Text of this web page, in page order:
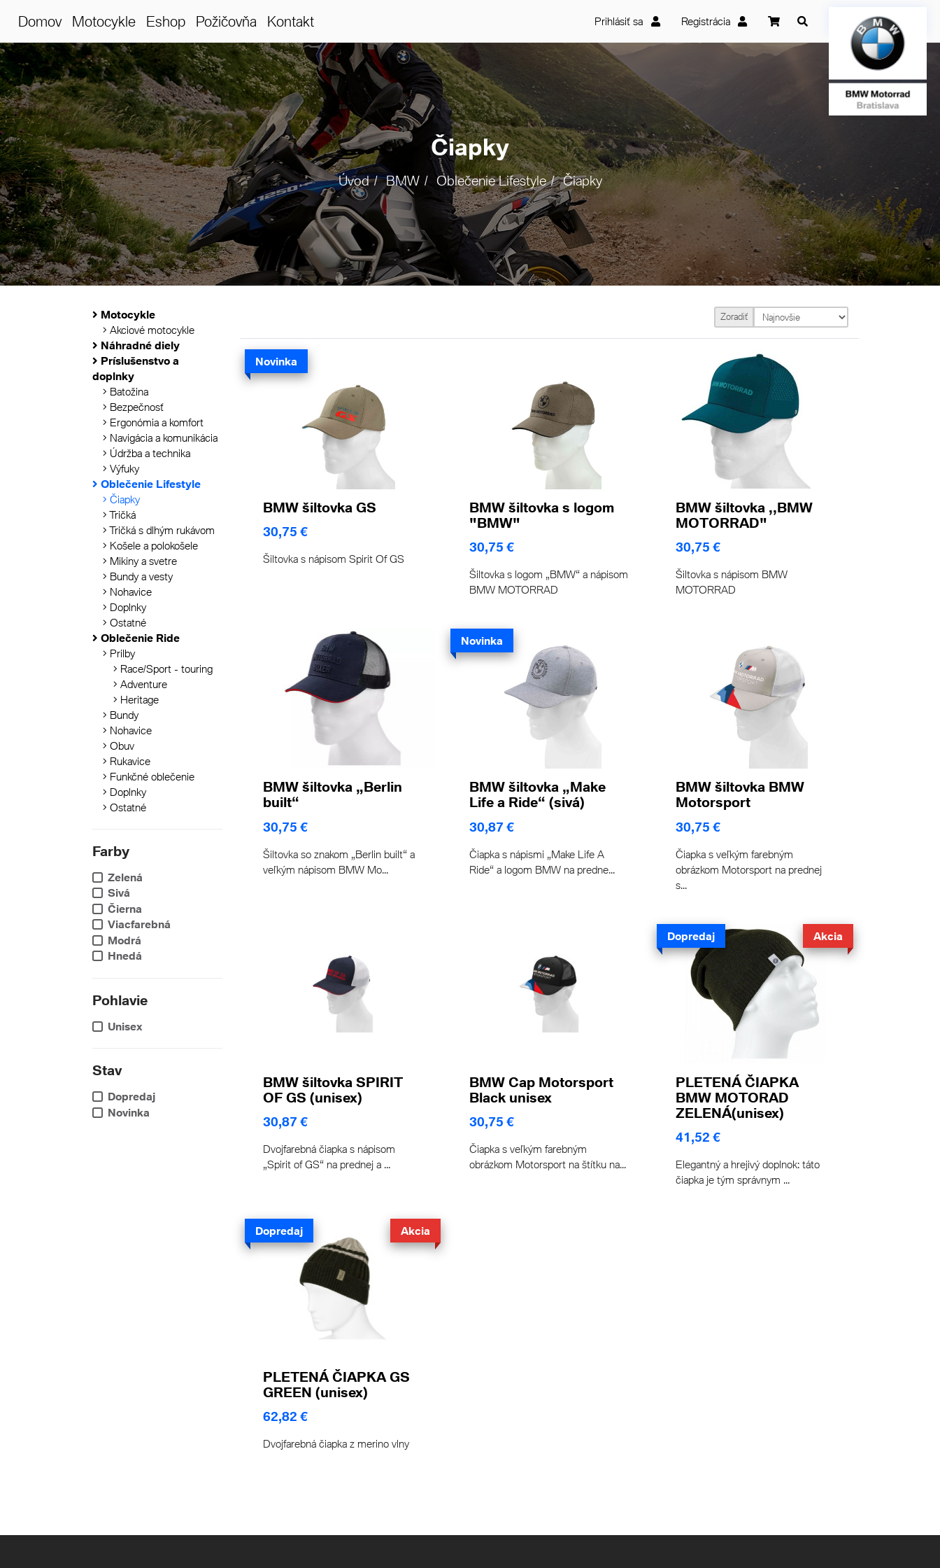
Domov Motocykle Eshop Požičovňa Kontakt Prihlásiť sa Registrácia
Čiapky
Úvod BMW Oblečenie Lifestyle Čiapky
Motocykle
Akciové motocykle
Náhradné diely
Príslušenstvo a
doplnky
Batožina
Bezpečnosť
Ergonómia a komfort
Navigácia a komunikácia
Údržba a technika
Výfuky
Oblečenie Lifestyle
Čiapky
Tričká
Tričká s dlhým rukávom
Košele a polokošele
Mikiny a svetre
Bundy a vesty
Nohavice
Doplnky
Ostatné
Oblečenie Ride
Prilby
Race/Sport - touring
Adventure
Heritage
Bundy
Nohavice
Obuv
Rukavice
Funkčné oblečenie
Doplnky
Ostatné
Farby
Zelená
Sivá
Čierna
Viacfarebná
Modrá
Hnedá
Pohlavie
Unisex
Stav
Dopredaj
Novinka
Zoradiť
Novinka
BMW šiltovka GS
30,75 €
Šiltovka s nápisom Spirit Of GS
BMW šiltovka s logom
"BMW"
30,75 €
Šiltovka s logom „BMW“ a nápisom
BMW MOTORRAD
BMW šiltovka ,,BMW
MOTORRAD"
30,75 €
Šiltovka s nápisom BMW
MOTORRAD
BMW šiltovka „Berlin
built“
30,75 €
Šiltovka so znakom „Berlin built“ a
veľkým nápisom BMW Mo...
Novinka
BMW šiltovka „Make
Life a Ride“ (sivá)
30,87 €
Čiapka s nápismi „Make Life A
Ride“ a logom BMW na predne...
BMW šiltovka BMW
Motorsport
30,75 €
Čiapka s veľkým farebným
obrázkom Motorsport na prednej
s...
BMW šiltovka SPIRIT
OF GS (unisex)
30,87 €
Dvojfarebná čiapka s nápisom
„Spirit of GS“ na prednej a ...
BMW Cap Motorsport
Black unisex
30,75 €
Čiapka s veľkým farebným
obrázkom Motorsport na štítku na...
Akcia
Dopredaj
PLETENÁ ČIAPKA
BMW MOTORAD
ZELENÁ(unisex)
41,52 €
Elegantný a hrejivý doplnok: táto
čiapka je tým správnym ...
Akcia
Dopredaj
PLETENÁ ČIAPKA GS
GREEN (unisex)
62,82 €
Dvojfarebná čiapka z merino vlny